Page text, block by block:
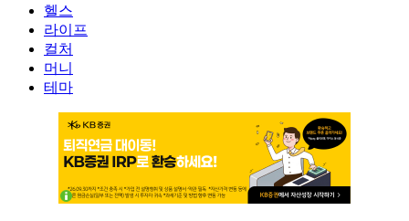
헬스
라이프
컬처
머니
테마